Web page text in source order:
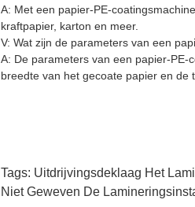
A: Met een papier-PE-
kraftpapier, karton en meer.
V: Wat zijn de parameters van een
A: De parameters van een papier-
breedte van het gecoate papier en de
Tags: Uitdrijvingsdeklaag Het
Niet Geweven De